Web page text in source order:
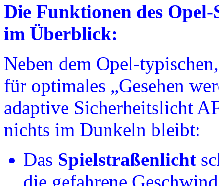
Die Funktionen des
im Überblick:
Neben dem Opel-
für optimales „Gesehen
adaptive Sicherheitslicht
nichts im Dunkeln bleibt:
Das Spielstraßenlicht
die gefahrene